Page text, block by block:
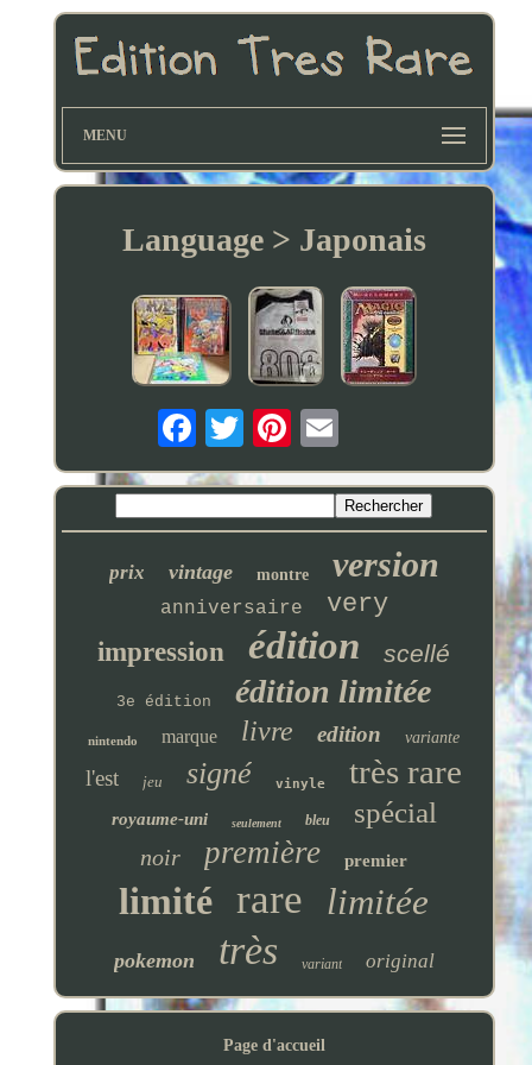
MENU
Language > Japonais
prix vintage montre version
anniversaire
very
impression
édition scellé
3e édition édition limitée
nintendo marque livre edition variante
l'est jeu signé vinyle très rare
royaume-uni seulement bleu spécial
noir première premier
limité rare limitée
pokemon très variant original
Page d'accueil